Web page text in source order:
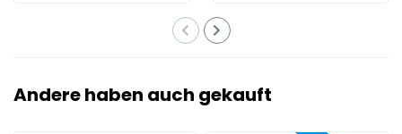
Andere haben auch gekauft